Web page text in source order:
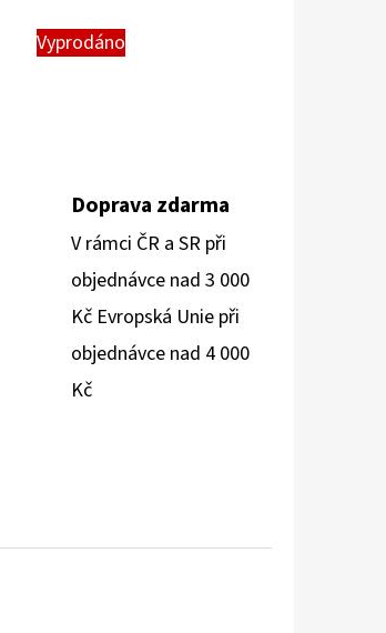
Vyprodáno
Doprava zdarma
V rámci ČR a SR při
objednávce nad 3 000
Kč Evropská Unie při
objednávce nad 4 000
Kč